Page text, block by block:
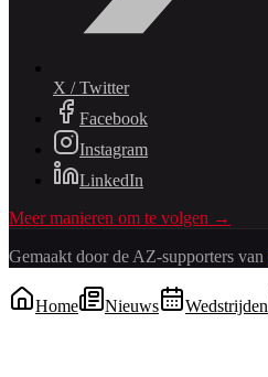
X / Twitter
Facebook
Instagram
LinkedIn
Meer manieren om te volgen →
Gemaakt door de AZ-supporters van
Home Nieuws Wedstrijden